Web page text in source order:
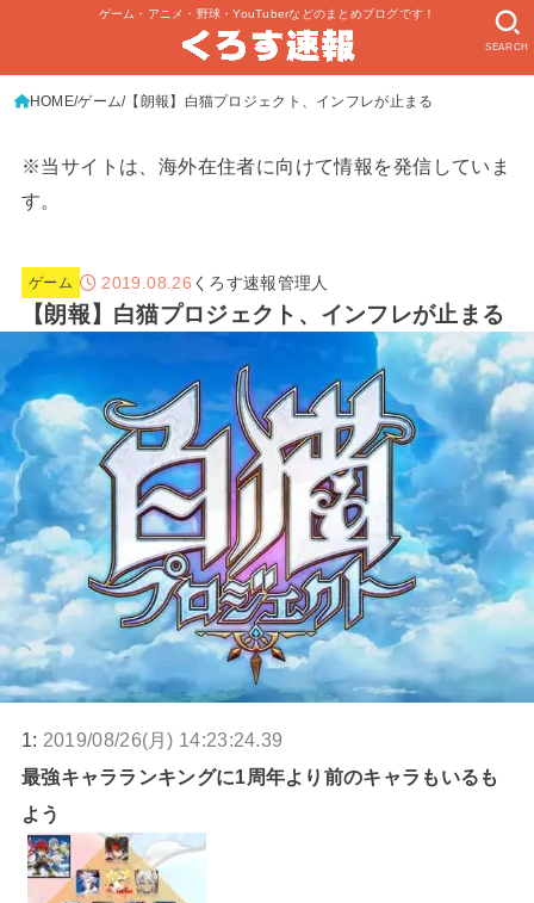
ゲーム・アニメ・野球・YouTuberなどのまとめブログです！
SEARCH
HOME ゲーム 【朗報】白猫プロジェクト、インフレが止まる
※当サイトは、海外在住者に向けて情報を発信していま
す。
ゲーム 2019.08.26 くろす速報管理人
【朗報】白猫プロジェクト、インフレが止まる
1: 2019/08/26(月) 14:23:24.39
最強キャラランキングに1周年より前のキャラもいるも
よう